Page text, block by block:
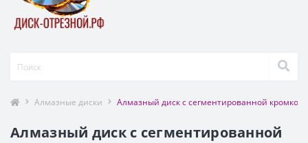
Алмазные диски Алмазный диск с сегментированной кромкой
Алмазный диск с сегментированной